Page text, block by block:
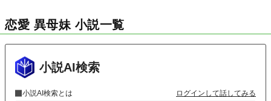
恋愛 異母妹 小説一覧
小説AI検索
小説AI検索とは ログインして話してみる